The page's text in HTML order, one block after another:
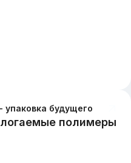
будущего